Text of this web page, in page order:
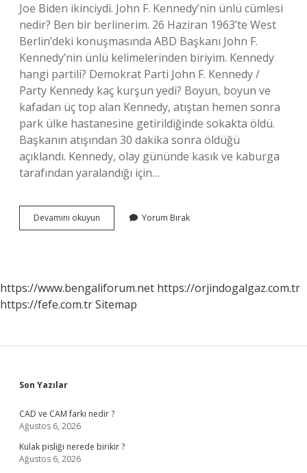
Joe Biden ikinciydi. John F. Kennedy’nin ünlü cümlesi
nedir? Ben bir berlinerim. 26 Haziran 1963’te West
Berlin’deki konuşmasında ABD Başkanı John F.
Kennedy’nin ünlü kelimelerinden biriyim. Kennedy
hangi partili? Demokrat Parti John F. Kennedy /
Party Kennedy kaç kurşun yedi? Boyun, boyun ve
kafadan üç top alan Kennedy, atıştan hemen sonra
park ülke hastanesine getirildiğinde sokakta öldü.
Başkanın atışından 30 dakika sonra öldüğü
açıklandı. Kennedy, olay gününde kasık ve kaburga
tarafından yaralandığı için…
Devamını okuyun Kennedy
Neyi
Yorum Bırak
https://www.bengaliforum.net https://orjindogalgaz.com.tr
https://fefe.com.trSitemap
Sidebar
Son Yazılar
CAD ve CAM farkı nedir ?
Ağustos 6, 2026
Kulak pisliği nerede birikir ?
Ağustos 6, 2026